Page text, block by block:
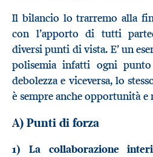
Il bilancio lo trarremo alla
con l’apporto di tutti
diversi punti di vista. E’ un
polisemia infatti ogni
debolezza e viceversa, lo
è sempre anche opportunità e
A) Punti di forza
1) La collaborazione